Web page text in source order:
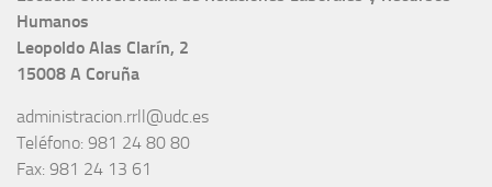
Humanos
Leopoldo Alas Clarín, 2
15008 A Coruña
administracion.rrll@udc.es
Teléfono: 981 24 80 80
Fax: 981 24 13 61